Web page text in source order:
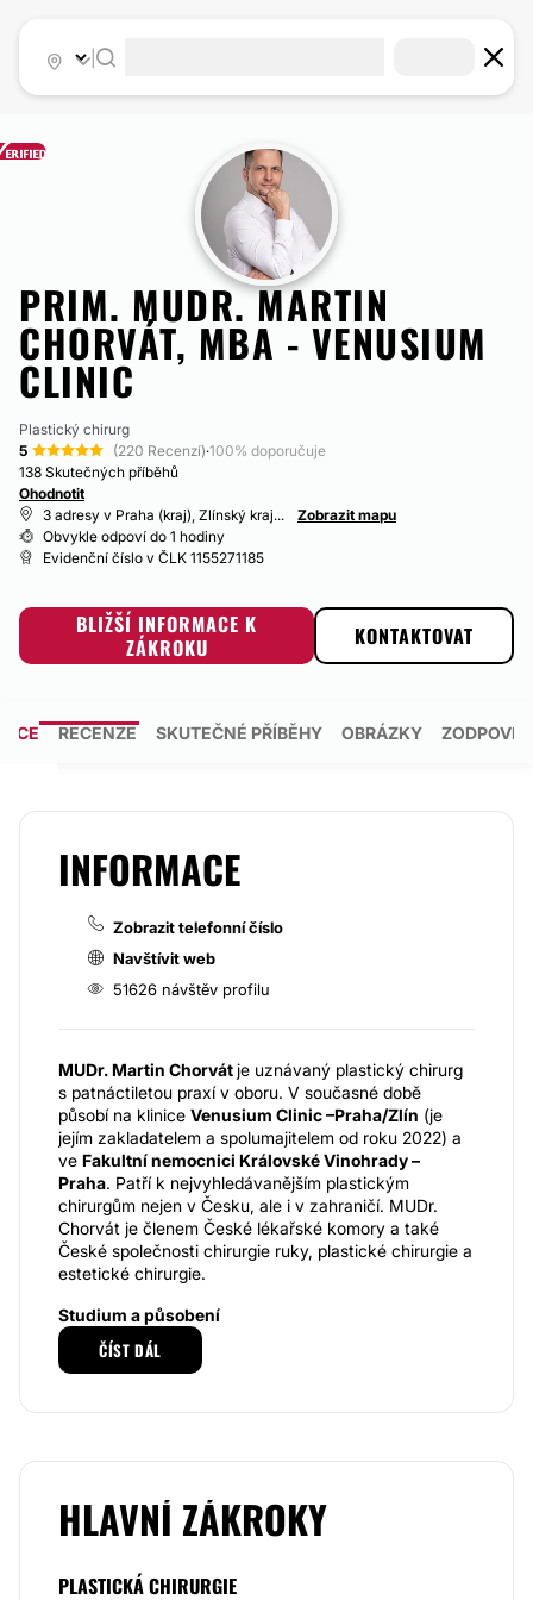
PRIM. MUDR. MARTIN
CHORVÁT, MBA - VENUSIUM
CLINIC
Plastický chirurg
5
(220 Recenzí)·100% doporučuje
138 Skutečných příběhů
Ohodnotit
3 adresy v Praha (kraj), Zlínský kraj...
Zobrazit mapu
Obvykle odpoví do 1 hodiny
Evidenční číslo v ČLK 1155271185
BLIŽŠÍ INFORMACE K
ZÁKROKU
KONTAKTOVAT
RECENZE SKUTEČNÉ PŘÍBĚHY OBRÁZKY
INFORMACE
Zobrazit telefonní číslo
Navštívit web
51626 návštěv profilu
MUDr. Martin Chorvát je uznávaný plastický chirurg
s patnáctiletou praxí v oboru. V současné době
působí na klinice Venusium Clinic –Praha/Zlín (je
jejím zakladatelem a spolumajitelem od roku 2022) a
ve Fakultní nemocnici Královské Vinohrady –
Praha. Patří k nejvyhledávanějším plastickým
chirurgům nejen v Česku, ale i v zahraničí. MUDr.
Chorvát je členem České lékařské komory a také
České společnosti chirurgie ruky, plastické chirurgie a
estetické chirurgie.
Studium a působení
MUDr. Martin Chorvát je absolventem Lékařské
fakulty Univerzity Palackého v Olomouci. Atestaci v
Od roku 2014 jej najdete naKlinice plastické
v Praze. Zde vyučuje budoucí lékaře 3. LF Univerzity
ČÍST DÁL
HLAVNÍ ZÁKROKY
PLASTICKÁ CHIRURGIE